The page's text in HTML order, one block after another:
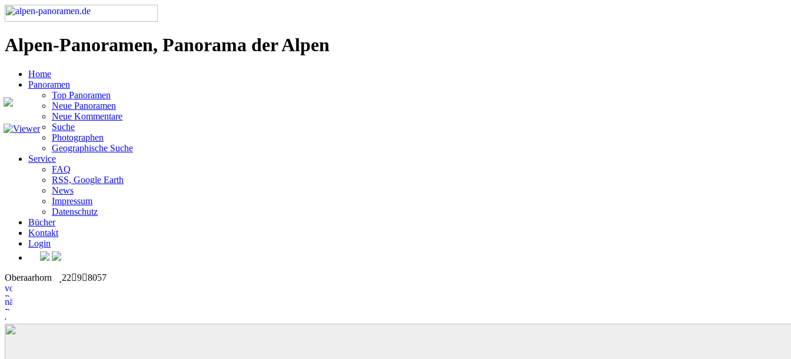
Alpen-Panoramen, Panorama der Alpen
Home
Panoramen
Top Panoramen
Neue Panoramen
Neue Kommentare
Suche
Photographen
Geographische Suche
Service
FAQ
RSS, Google Earth
News
Impressum
Datenschutz
Bücher
Kontakt
Login
Oberaarhorn 22 9 8057